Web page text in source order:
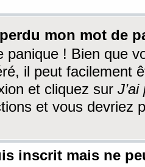
perdu mon mot de
panique ! Bien que
il peut facilement
et cliquez sur
et vous devriez
inscrit mais ne